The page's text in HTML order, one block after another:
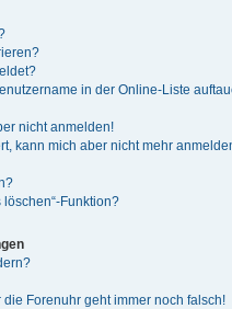
in der Online-Liste
nicht anmelden!
kann mich aber nicht mehr
Funktion?
Forenuhr geht immer noch falsch!